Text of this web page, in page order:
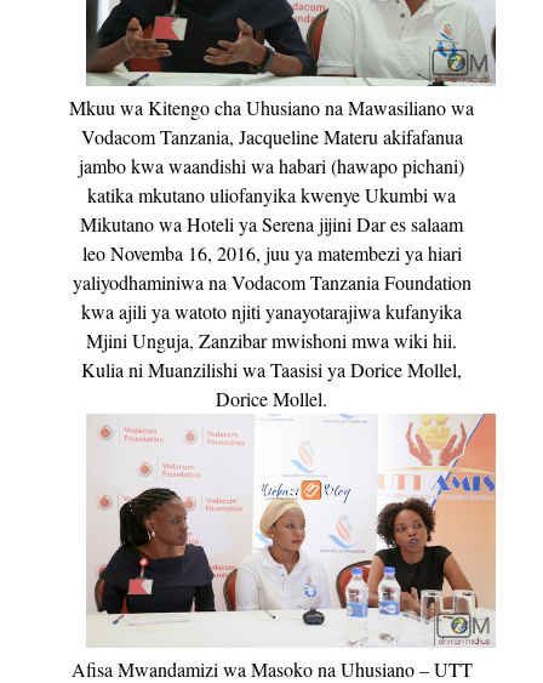
Mkuu wa Kitengo cha Uhusiano na Mawasiliano wa
Vodacom Tanzania, Jacqueline Materu akifafanua
jambo kwa waandishi wa habari (hawapo pichani)
katika mkutano uliofanyika kwenye Ukumbi wa
Mikutano wa Hoteli ya Serena jijini Dar es salaam
leo Novemba 16, 2016, juu ya matembezi ya hiari
yaliyodhaminiwa na Vodacom Tanzania Foundation
kwa ajili ya watoto njiti yanayotarajiwa kufanyika
Mjini Unguja, Zanzibar mwishoni mwa wiki hii.
Kulia ni Muanzilishi wa Taasisi ya Dorice Mollel,
Dorice Mollel.
Afisa Mwandamizi wa Masoko na Uhusiano – UTT